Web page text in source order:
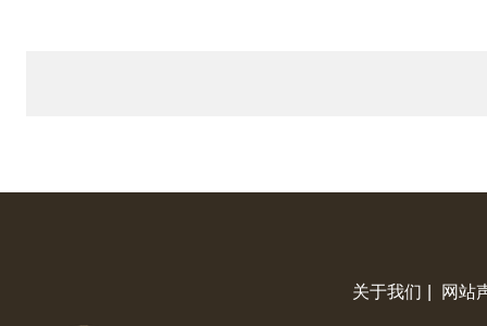
关于我们 网站